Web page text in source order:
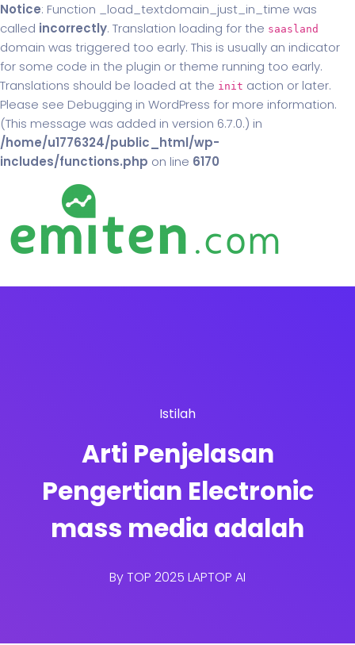
Notice: Function _load_textdomain_just_in_time was
called incorrectly. Translation loading for the saasland
domain was triggered too early. This is usually an indicator
for some code in the plugin or theme running too early.
Translations should be loaded at the init action or later.
Please see Debugging in WordPress for more information.
(This message was added in version 6.7.0.) in
/home/u1776324/public_html/wp-
includes/functions.php on line 6170
Istilah
Arti Penjelasan
Pengertian Electronic
mass media adalah
ByTOP 2025 LAPTOP AI